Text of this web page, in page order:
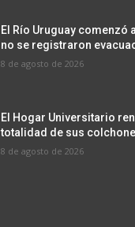
El Río Uruguay comenzó
no se registraron
8 de agosto de 2026
El Hogar Universitario
totalidad de sus
8 de agosto de 2026